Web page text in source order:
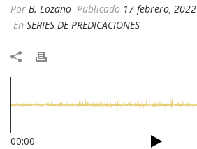
Por B. Lozano Publicado 17 febrero, 2022
En SERIES DE PREDICACIONES
00:00